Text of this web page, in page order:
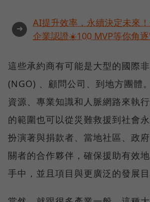
➜
AI提升效率，永續決定未來
企業認證☀️100 MVP等你角
這些承約商有可能是大型的國際
(NGO) 、顧問公司、到地方團體
資源、專業知識和人脈網路來執
的範圍也可以從災難救援到社會
扮演著與捐款者、當地社區、政
關者的合作夥伴，確保援助有效
手中，並且項目與更廣泛的發展目